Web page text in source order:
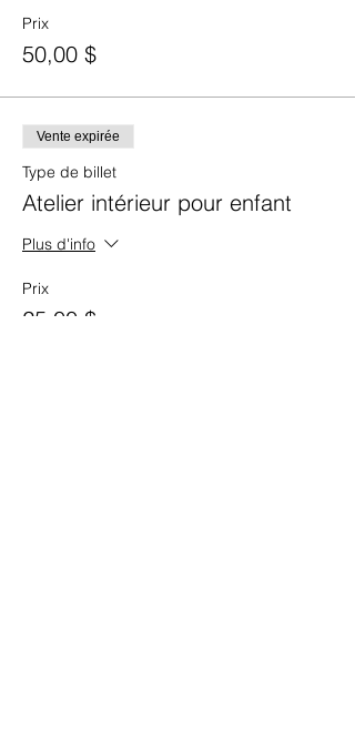
Prix
50,00 $
Vente expirée
Type de billet
Atelier intérieur pour enfant
Plus d'info
Prix
25,00 $